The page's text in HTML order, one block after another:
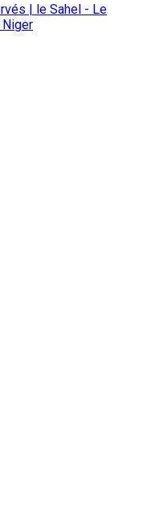
| le Sahel - Le